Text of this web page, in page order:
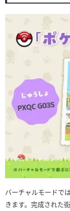
バーチャルモードで
きます。完成された